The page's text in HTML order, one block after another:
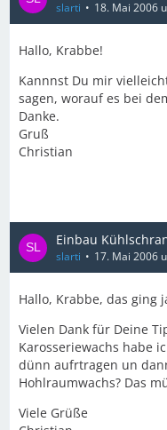
slarti 18. Mai 2006
Hallo, Krabbe!
Kannnst Du mir
sagen, worauf es bei
Danke.
Gruß
Christian
Einbau
slarti 17. Mai 2006
Hallo, Krabbe, das ging
Vielen Dank für Deine
Karosseriewachs habe
dünn aufrtragen un
Hohlraumwachs? Das
Viele Grüße